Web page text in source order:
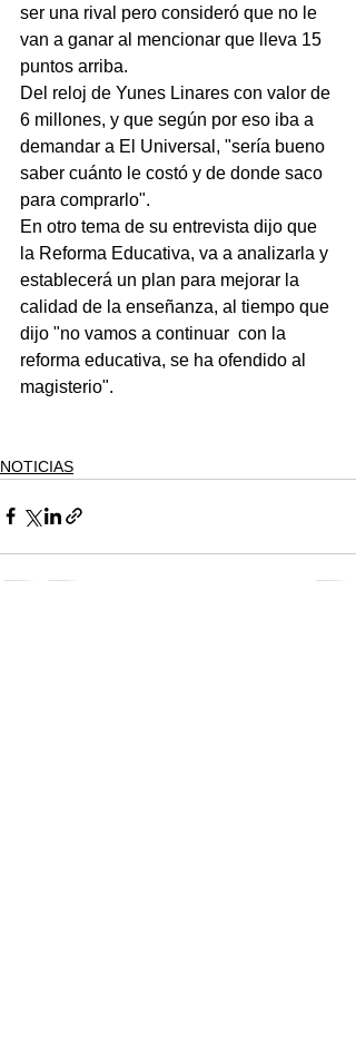
ser una rival pero consideró que no le
van a ganar al mencionar que lleva 15
puntos arriba.
Del reloj de Yunes Linares con valor de
6 millones, y que según por eso iba a
demandar a El Universal, "sería bueno
saber cuánto le costó y de donde saco
para comprarlo".
En otro tema de su entrevista dijo que
la Reforma Educativa, va a analizarla y
establecerá un plan para mejorar la
calidad de la enseñanza, al tiempo que
dijo "no vamos a continuar  con la
reforma educativa, se ha ofendido al
magisterio".
NOTICIAS